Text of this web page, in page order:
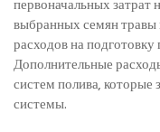
первоначальных затрат
выбранных семян травы
расходов на
Дополнительные
систем полива, которые
системы.